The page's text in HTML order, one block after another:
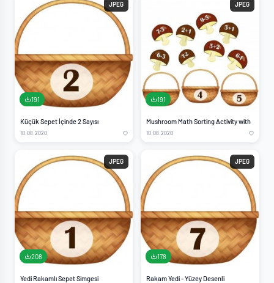
JPEG
191
Küçük Sepet İçinde 2 Sayısı
10.08.2020
JPEG
191
Mushroom Math Sorting Activity with
10.08.2020
JPEG
208
Yedi Rakamlı Sepet Simgesi
JPEG
178
Rakam Yedi - Yüzey Desenli